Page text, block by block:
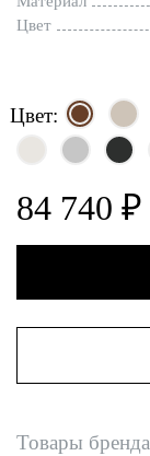
Цвет
Цвет:
84 740 ₽
Товары